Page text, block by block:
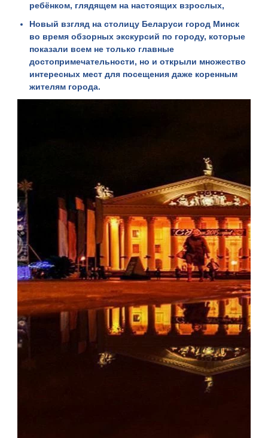
ребёнком, глядящем на настоящих взрослых,
Новый взгляд на столицу Беларуси город Минск
во времяобзорных экскурсий по городу, которые
показали всем не только главные
достопримечательности, но и открыли множество
интересных мест для посещения даже коренным
жителям города.